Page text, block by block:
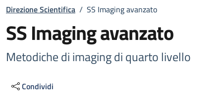
Direzione Scientifica / SS Imaging avanzato
SS Imaging avanzato
Metodiche di imaging di quarto livello
Condividi